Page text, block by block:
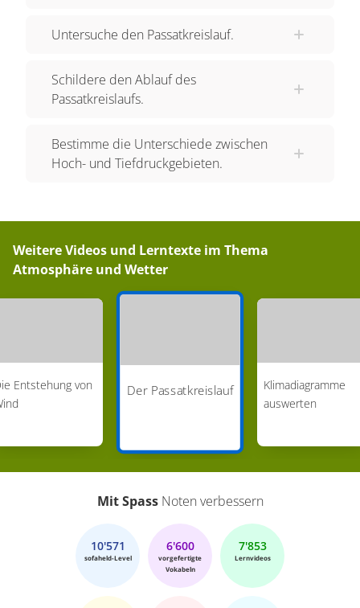
Untersuche den Passatkreislauf.
Schildere den Ablauf des
Passatkreislaufs.
Bestimme die Unterschiede zwischen
Hoch- und Tiefdruckgebieten.
Weitere Videos und Lerntexte im Thema
Atmosphäre und Wetter
Entstehung von
Der Passatkreislauf
Klimadiagramme
auswerten
Mit SpassNoten verbessern
10'571
sofaheld-Level
6'600
vorgefertigte
Vokabeln
7'853
Lernvideos